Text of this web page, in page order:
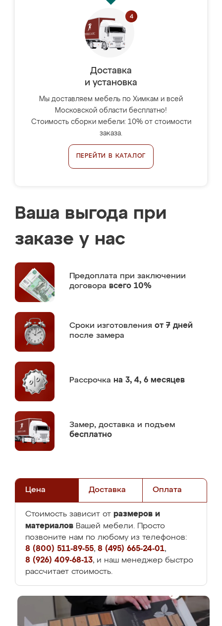
Доставка
и установка
Мы доставляем мебель по Химкам и всей
Московской области бесплатно!
Стоимость сборки мебели: 10% от стоимости
заказа.
ПЕРЕЙТИ В КАТАЛОГ
Ваша выгода при
заказе у нас
Предоплата при заключении
договора всего 10%
Сроки изготовления от 7 дней
после замера
Рассрочка на 3, 4, 6 месяцев
Замер, доставка и подъем
бесплатно
Цена Доставка Оплата
Стоимость зависит от размеров и
материалов Вашей мебели. Просто
позвоните нам по любому из телефонов:
8 (800) 511-89-55, 8 (495) 665-24-01,
8 (926) 409-68-13, и наш менеджер быстро
рассчитает стоимость.